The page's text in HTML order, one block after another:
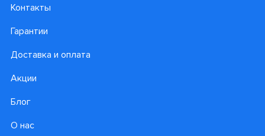
Контакты
Гарантии
Доставка и оплата
Акции
Блог
О нас